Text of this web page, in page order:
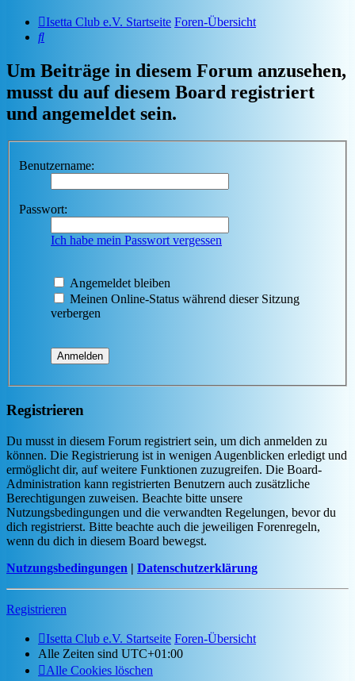
Isetta Club e.V. Startseite Foren-Übersicht
Suche
Um Beiträge in diesem Forum anzusehen,
musst du auf diesem Board registriert
und angemeldet sein.
Benutzername:
Passwort:
Ich habe mein Passwort vergessen
Angemeldet bleiben
Meinen Online-Status während dieser Sitzung
verbergen
Registrieren
Du musst in diesem Forum registriert sein, um dich anmelden zu
können. Die Registrierung ist in wenigen Augenblicken erledigt und
ermöglicht dir, auf weitere Funktionen zuzugreifen. Die Board-
Administration kann registrierten Benutzern auch zusätzliche
Berechtigungen zuweisen. Beachte bitte unsere
Nutzungsbedingungen und die verwandten Regelungen, bevor du
dich registrierst. Bitte beachte auch die jeweiligen Forenregeln,
wenn du dich in diesem Board bewegst.
Nutzungsbedingungen | Datenschutzerklärung
Registrieren
Isetta Club e.V. Startseite Foren-Übersicht
Alle Zeiten sind UTC+01:00
Alle Cookies löschen